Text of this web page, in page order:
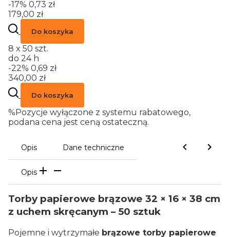
-17% 0,73 zł
179,00 zł
Do koszyka
8 x 50 szt.
do 24 h
-22% 0,69 zł
340,00 zł
Do koszyka
%Pozycje wyłączone z systemu rabatowego,
podana cena jest ceną ostateczną.
Opis Dane techniczne
Opis
Torby papierowe brązowe 32 × 16 × 38 cm
z uchem skręcanym – 50 sztuk
Pojemne i wytrzymałe brązowe torby papierowe